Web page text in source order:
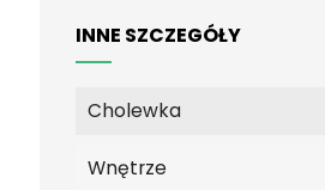
INNE SZCZEGÓŁY
Cholewka
Wnętrze